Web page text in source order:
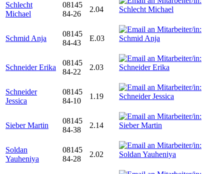
Schlecht
Michael
08145
84-26
2.04
Schmid Anja
08145
84-43
E.03
Schneider Erika
08145
84-22
2.03
Schneider
Jessica
08145
84-10
1.19
Sieber Martin
08145
84-38
2.14
Soldan
Yauheniya
08145
84-28
2.02